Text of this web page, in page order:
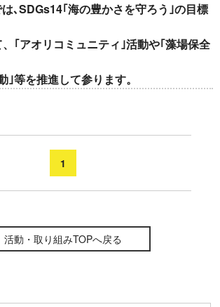
､SDGs14｢海の豊かさを守ろう｣の目標
｢アオリコミュニティ｣活動や｢藻場保全
｣等を推進して参ります。
1
活動・取り組みTOPへ戻る